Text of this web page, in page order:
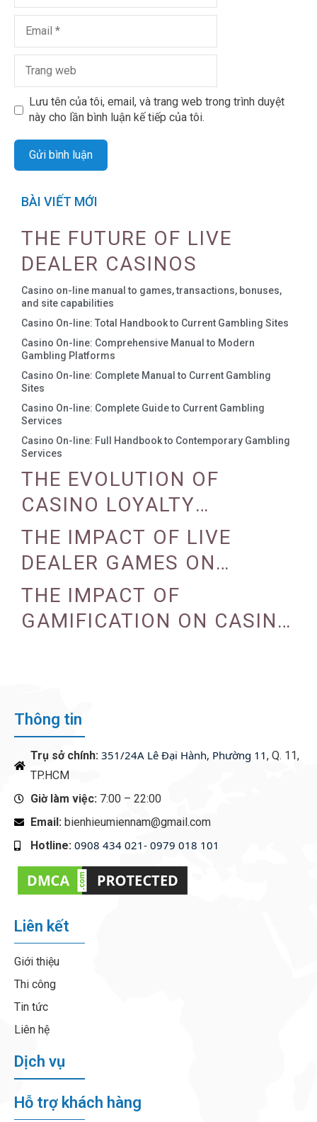
Lưu tên của tôi, email, và trang web trong trình duyệt
này cho lần bình luận kế tiếp của tôi.
BÀI VIẾT MỚI
THE FUTURE OF LIVE
DEALER CASINOS
Casino on-line manual to games, transactions, bonuses,
and site capabilities
Casino On-line: Total Handbook to Current Gambling Sites
Casino On-line: Comprehensive Manual to Modern
Gambling Platforms
Casino On-line: Complete Manual to Current Gambling
Sites
Casino On-line: Complete Guide to Current Gambling
Services
Casino On-line: Full Handbook to Contemporary Gambling
Services
THE EVOLUTION OF
CASINO LOYALTY
PROGRAMS
THE IMPACT OF LIVE
DEALER GAMES ON
CASINO EXPERIENCE
THE IMPACT OF
GAMIFICATION ON CASINO
Thông tin
Trụ sở chính: 351/24A Lê Đại Hành, Phường 11, Q. 11,
TP.HCM
Giờ làm việc: 7:00 – 22:00
Email: bienhieumiennam@gmail.com
Hotline: 0908 434 021- 0979 018 101
Liên kết
Giới thiệu
Thi công
Tin tức
Liên hệ
Dịch vụ
Hỗ trợ khách hàng